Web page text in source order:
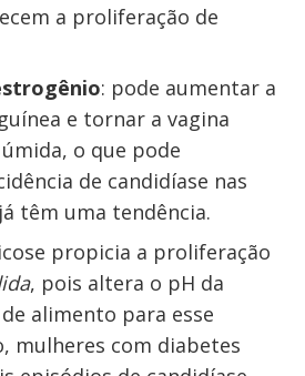
a proliferação de
: pode aumentar a
e tornar a vagina
o que pode
de candidíase nas
têm uma tendência.
propicia a proliferação
, pois altera o pH da
alimento para esse
mulheres com diabetes